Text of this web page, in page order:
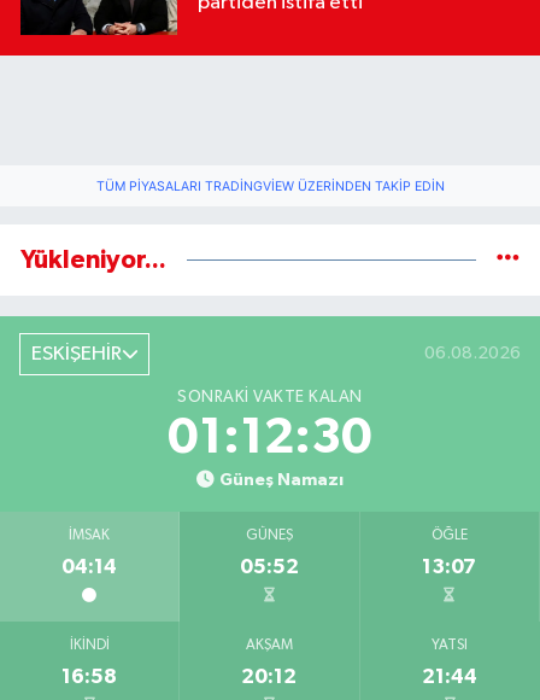
TÜM PIYASALARI TRADINGVIEW ÜZERINDEN TAKIP EDIN
Yükleniyor...
ESKİŞEHİR 06.08.2026
SONRAKI VAKTE KALAN
01:12:29
Güneş Namazı
İMSAK
04:14
GÜNEŞ
05:52
ÖĞLE
13:07
İKINDI
16:58
AKŞAM
20:12
YATSI
21:44